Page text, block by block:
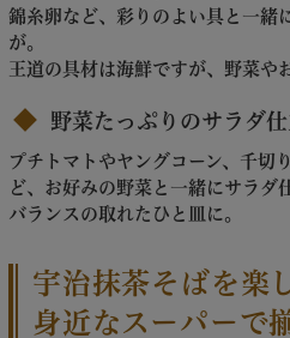
錦糸卵など、彩りのよい具と一緒
が。
王道の具材は海鮮ですが、野菜や
野菜たっぷりのサラダ
プチトマトやヤングコーン、千切
ど、お好みの野菜と一緒にサラダ
バランスの取れたひと皿に。
宇治抹茶そばを楽
身近なスーパーで